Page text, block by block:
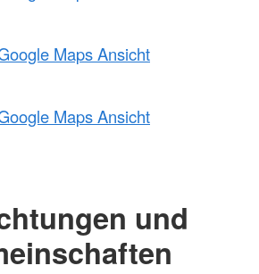
Maps Ansicht
Maps Ansicht
und